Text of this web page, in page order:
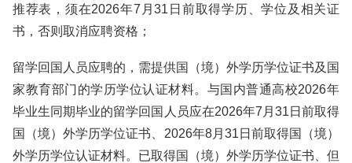
推荐表，须在2026年7月31日前取得学历、学位及相关证
书，否则取消应聘资格；
留学回国人员应聘的，需提供国（境）外学历学位证书及国
家教育部门的学历学位认证材料。与国内普通高校2026年
毕业生同期毕业的留学回国人员应在2026年7月31日前取得
国（境）外学历学位证书、2026年8月31日前取得国（境）
外学历学位认证材料。已取得国（境）外学历学位证书、但